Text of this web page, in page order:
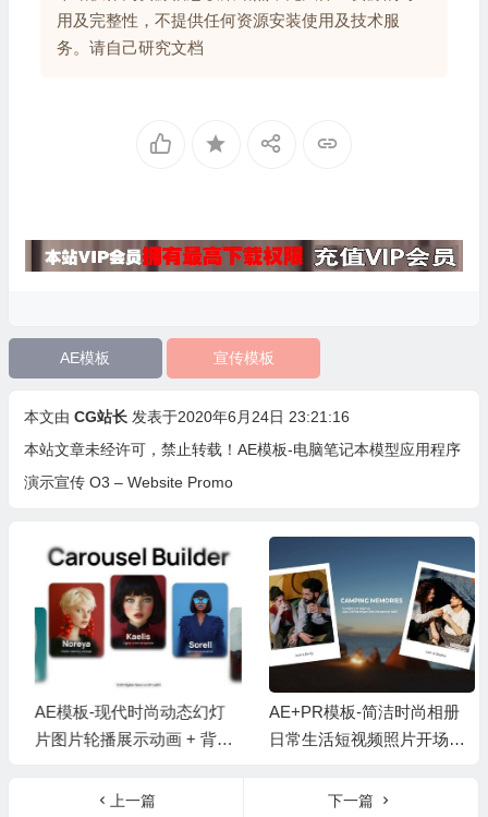
用及完整性，不提供任何资源安装使用及技术服
务。请自己研究文档
AE模板 宣传模板
本文由 CG站长 发表于2020年6月24日 23:21:16
本站文章未经许可，禁止转载！ AE模板-电脑笔记本模型应用程序
演示宣传 O3 – Website Promo
AE模板-现代时尚动态幻灯
片图片轮播展示动画 + 背景
AE+PR模板-简洁时尚相册
日常生活短视频照片开场片
上一篇
下一篇